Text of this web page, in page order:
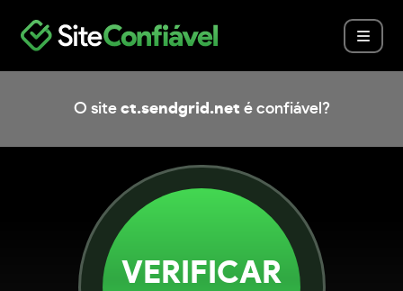
O site ct.sendgrid.net é confiável?
VERIFICAR